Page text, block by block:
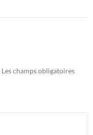
Les champs obligatoires